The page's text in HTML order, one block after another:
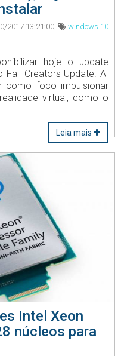
2017 13:21:00, windows 10
hoje o update
Fall Creators Update. A
como foco impulsionar
virtual, como o
Leia mais
Intel Xeon
núcleos para